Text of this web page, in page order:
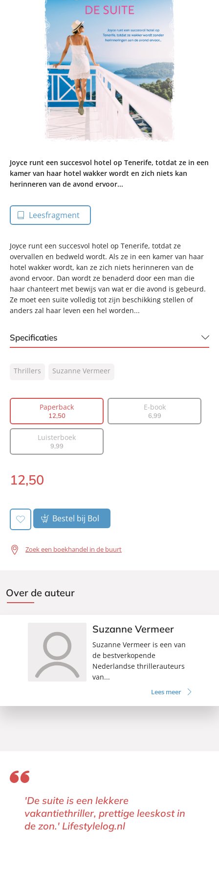
Joyce runt een succesvol hotel op Tenerife, totdat ze in een
kamer van haar hotel wakker wordt en zich niets kan
herinneren van de avond ervoor...
Leesfragment
Joyce runt een succesvol hotel op Tenerife, totdat ze
overvallen en bedweld wordt. Als ze in een kamer van haar
hotel wakker wordt, kan ze zich niets herinneren van de
avond ervoor. Dan wordt ze benaderd door een man die
haar chanteert met bewijs van wat er die avond is gebeurd.
Ze moet een suite volledig tot zijn beschikking stellen of
anders zal haar leven een hel worden...
Specificaties
NUR:
332
Auteur(s):
Suzanne Vermeer
Aantal pagina's:
272
Thrillers Suzanne Vermeer
Paperback
12,50
E-book
6,99
Luisterboek
9,99
Paperback:
12,50
Bestel bij Bol
Zoek een boekhandel in de buurt
Over de auteur
Suzanne Vermeer
Suzanne Vermeer is een van
de bestverkopende
Nederlandse thrillerauteurs
van...
Lees meer
'De suite is een lekkere
vakantiethriller, prettige leeskost in
de zon.' Lifestylelog.nl